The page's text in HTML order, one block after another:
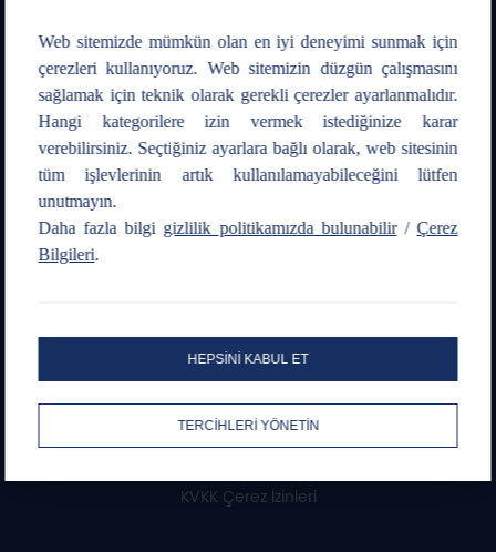
Mobil Uygulama
Sosyal Medya
Kamuyu Aydınlatma Formu
Kamuyu Aydınlatma Duyurusu
Bilgi Toplumu Hizmetleri
KVKK Çerez İzinleri
Web sitemizde mümkün olan en iyi deneyimi sunmak için
çerezleri kullanıyoruz. Web sitemizin düzgün çalışmasını
sağlamak için teknik olarak gerekli çerezler ayarlanmalıdır.
Hangi kategorilere izin vermek istediğinize karar
verebilirsiniz. Seçtiğiniz ayarlara bağlı olarak, web sitesinin
tüm işlevlerinin artık kullanılamayabileceğini lütfen
unutmayın.
Daha fazla bilgi gizlilik politikamızda bulunabilir/Çerez
Bilgileri.
HEPSİNİ KABUL ET
TERCİHLERİ YÖNETİN